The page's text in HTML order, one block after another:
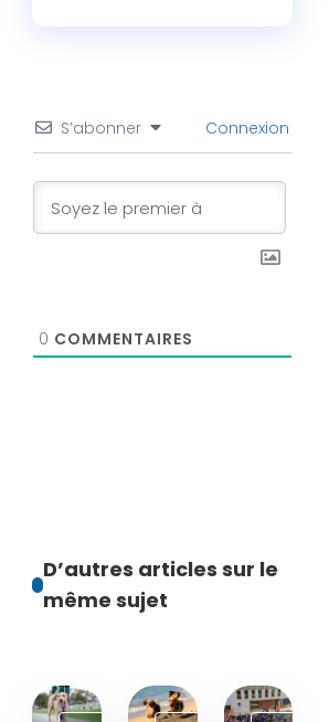
S’abonner Connexion
0 COMMENTAIRES
D’autres articles sur le
même sujet